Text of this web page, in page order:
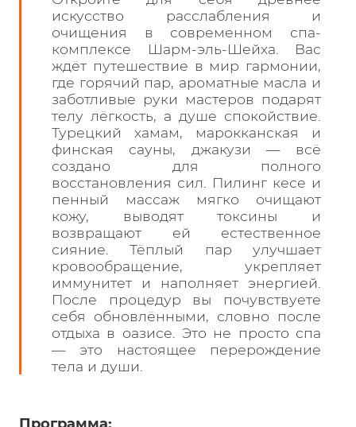
искусство расслабления и
очищения в современном спа-
комплексе Шарм-эль-Шейха. Вас
ждёт путешествие в мир гармонии,
где горячий пар, ароматные масла и
заботливые руки мастеров подарят
телу лёгкость, а душе спокойствие.
Турецкий хамам, марокканская и
финская сауны, джакузи — всё
создано для полного
восстановления сил. Пилинг кесе и
пенный массаж мягко очищают
кожу, выводят токсины и
возвращают ей естественное
сияние. Тёплый пар улучшает
кровообращение, укрепляет
иммунитет и наполняет энергией.
После процедур вы почувствуете
себя обновлёнными, словно после
отдыха в оазисе. Это не просто спа
— это настоящее перерождение
тела и души.